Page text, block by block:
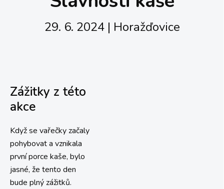
29. 6. 2024 | Horažďovice
Zážitky z této
akce
Když se vařečky začaly
pohybovat a vznikala
první porce kaše, bylo
jasné, že tento den
bude plný zážitků.